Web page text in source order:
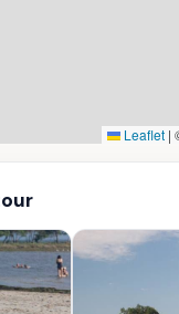
Leaflet |